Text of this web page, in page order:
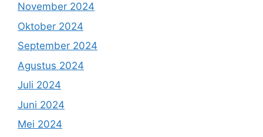
November 2024
Oktober 2024
September 2024
Agustus 2024
Juli 2024
Juni 2024
Mei 2024